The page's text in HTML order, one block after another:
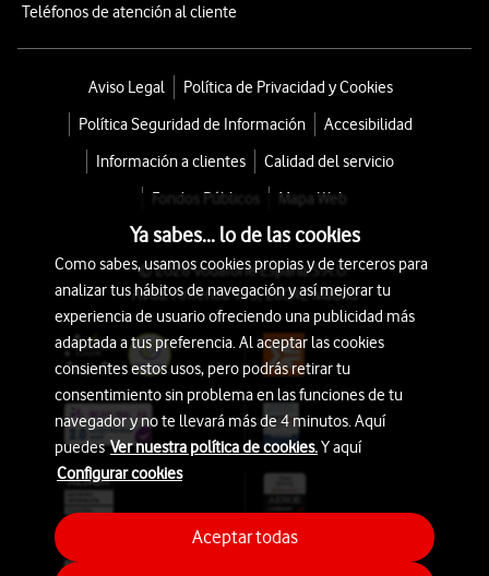
Teléfonos de atención al cliente
Aviso Legal
Política de Privacidad y Cookies
Política Seguridad de Información
Accesibilidad
Información a clientes
Calidad del servicio
Fondos Públicos
Mapa Web
© 2026 Vodafone España S.A.U.
Avda. América 115, 28042 Madrid
Ya sabes... lo de las cookies
Como sabes, usamos cookies propias y de terceros para
analizar tus hábitos de navegación y así mejorar tu
experiencia de usuario ofreciendo una publicidad más
adaptada a tus preferencia. Al aceptar las cookies
consientes estos usos, pero podrás retirar tu
consentimiento sin problema en las funciones de tu
navegador y no te llevará más de 4 minutos. Aquí
puedesVer nuestra política de cookies.Y aquí
Configurar cookies
Aceptar todas